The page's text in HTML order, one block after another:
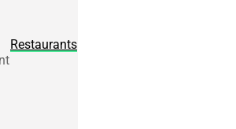
Restaurants